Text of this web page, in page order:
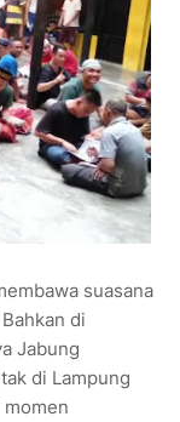
suasana
di
Jabung
di Lampung